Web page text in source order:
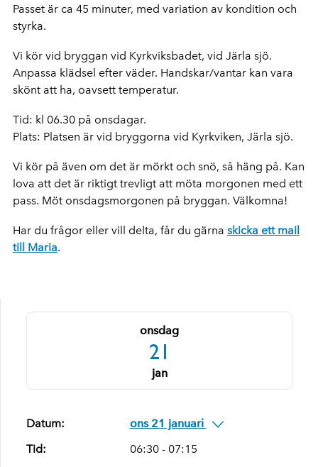
onsdag
21
jan
Datum:
ons 21 januari
Tid:
06:30 - 07:15
Passet är ca 45 minuter, med variation av kondition och
styrka.
Vi kör vid bryggan vid Kyrkviksbadet, vid Järla sjö.
Anpassa klädsel efter väder. Handskar/vantar kan vara
skönt att ha, oavsett temperatur.
Tid: kl 06.30 på onsdagar.
Plats: Platsen är vid bryggorna vid Kyrkviken, Järla sjö.
Vi kör på även om det är mörkt och snö, så häng på. Kan
lova att det är riktigt trevligt att möta morgonen med ett
pass. Möt onsdagsmorgonen på bryggan. Välkomna!
Har du frågor eller vill delta, får du gärna skicka ett mail
till Maria.